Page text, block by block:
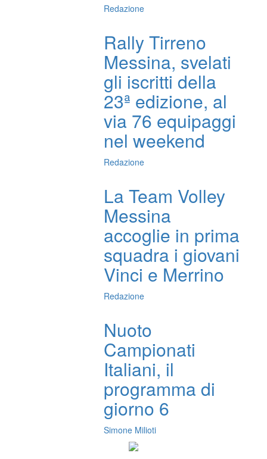
Redazione
Rally Tirreno
Messina, svelati
gli iscritti della
23ª edizione, al
via 76 equipaggi
nel weekend
Redazione
La Team Volley
Messina
accoglie in prima
squadra i giovani
Vinci e Merrino
Redazione
Nuoto
Campionati
Italiani, il
programma di
giorno 6
Simone Milioti